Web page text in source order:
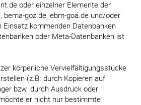
oder einzelner Elemente der
bema-goz.de, ebm-goä.de und/oder
Einsatz kommenden Datenbanken
oder Meta-Datenbanken ist
körperliche Vervielfältigungsstücke
(z.B. durch Kopieren auf
bzw. durch Ausdruck oder
er nicht nur bestimmte